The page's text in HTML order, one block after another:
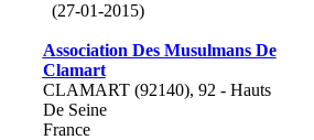
(27-01-2015)
Association Des Musulmans De
Clamart
CLAMART (92140), 92 - Hauts
De Seine
France